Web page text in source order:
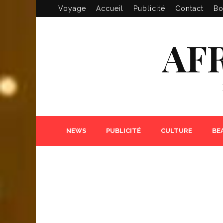
Voyage Accueil Publicité Contact
NEWS PUBLICITÉ CULTURE